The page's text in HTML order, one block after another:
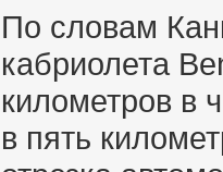
По словам
кабриолета
километров в
в пять